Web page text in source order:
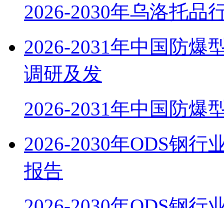
2026-2030年乌洛托品
2026-2031年中国防爆
调研及发
2026-2031年中国防爆
2026-2030年ODS钢行
报告